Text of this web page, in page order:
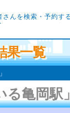
さんを検索・予約す
果一覧
いる亀岡駅